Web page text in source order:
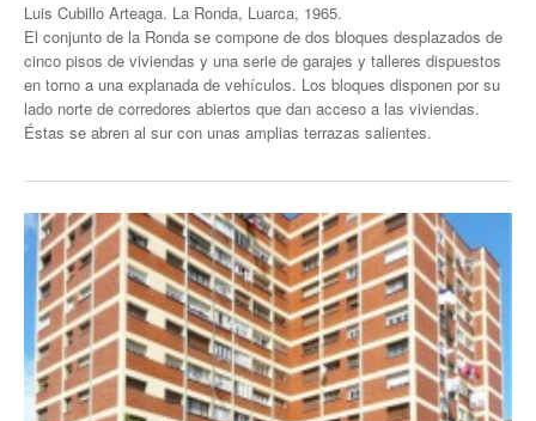
Luis Cubillo Arteaga. La Ronda, Luarca, 1965.
El conjunto de la Ronda se compone de dos bloques desplazados de
cinco pisos de viviendas y una serie de garajes y talleres dispuestos
en torno a una explanada de vehículos. Los bloques disponen por su
lado norte de corredores abiertos que dan acceso a las viviendas.
Éstas se abren al sur con unas amplias terrazas salientes.